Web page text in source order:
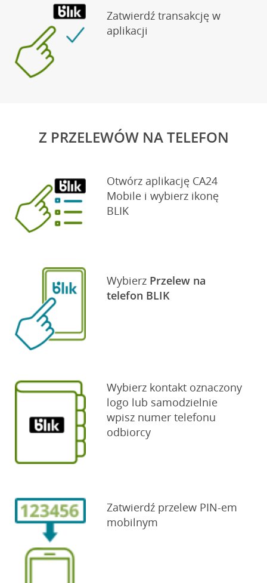
Zatwierdź transakcję w
aplikacji
Z PRZELEWÓW NA TELEFON
Otwórz aplikację CA24
Mobile i wybierz ikonę
BLIK
Wybierz Przelew na
telefon BLIK
Wybierz kontakt oznaczony
logo lub samodzielnie
wpisz numer telefonu
odbiorcy
Zatwierdź przelew PIN-em
mobilnym